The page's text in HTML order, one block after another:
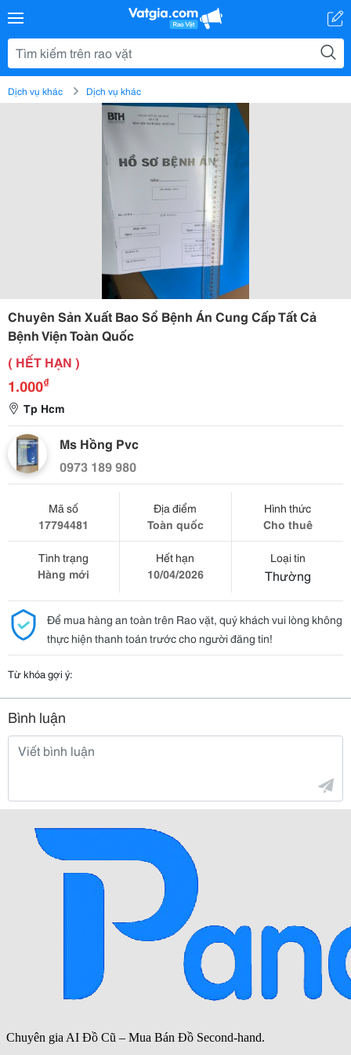
Dịch vụ khác Dịch vụ khác
Chuyên Sản Xuất Bao Sổ Bệnh Án Cung Cấp Tất Cả
Bệnh Viện Toàn Quốc
( HẾT HẠN )
1.000₫
Tp Hcm
Ms Hồng Pvc
0973 189 980
Mã số
17794481
Địa điểm
Toàn quốc
Hình thức
Cho thuê
Tình trạng
Hàng mới
Hết hạn
10/04/2026
Loại tin
Thường
Để mua hàng an toàn trên Rao vặt, quý khách vui lòng không
thực hiện thanh toán trước cho người đăng tin!
Từ khóa gợi ý:
Bình luận